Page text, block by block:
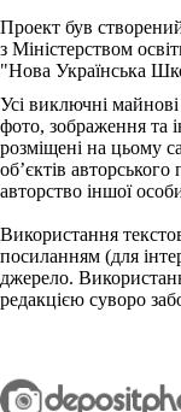
Проект був
з Міністерством
"Нова Українська
Усі виключні
фото, зображення та
розміщені на цьому
об’єктів авторського
авторство іншої
Використання
посиланням (для
джерело.
редакцією суворо